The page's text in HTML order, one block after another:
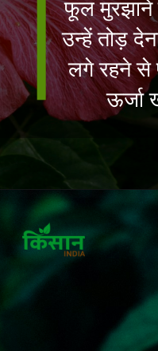
फूल मुरझाने
उन्हें तोड़
लगे रहने से
ऊर्जा